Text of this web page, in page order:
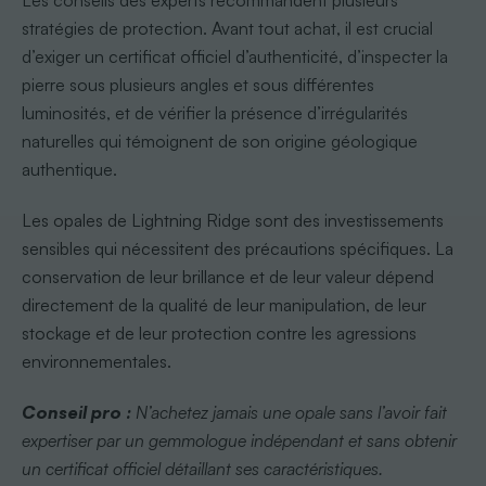
stratégies de protection. Avant tout achat, il est crucial
d’exiger un certificat officiel d’authenticité, d’inspecter la
pierre sous plusieurs angles et sous différentes
luminosités, et de vérifier la présence d’irrégularités
naturelles qui témoignent de son origine géologique
authentique.
Les opales de Lightning Ridge sont des investissements
sensibles qui nécessitent des précautions spécifiques. La
conservation de leur brillance et de leur valeur dépend
directement de la qualité de leur manipulation, de leur
stockage et de leur protection contre les agressions
environnementales.
Conseil pro : N’achetez jamais une opale sans l’avoir fait
expertiser par un gemmologue indépendant et sans obtenir
un certificat officiel détaillant ses caractéristiques.